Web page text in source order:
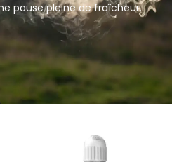
pause pleine de fraîcheur.